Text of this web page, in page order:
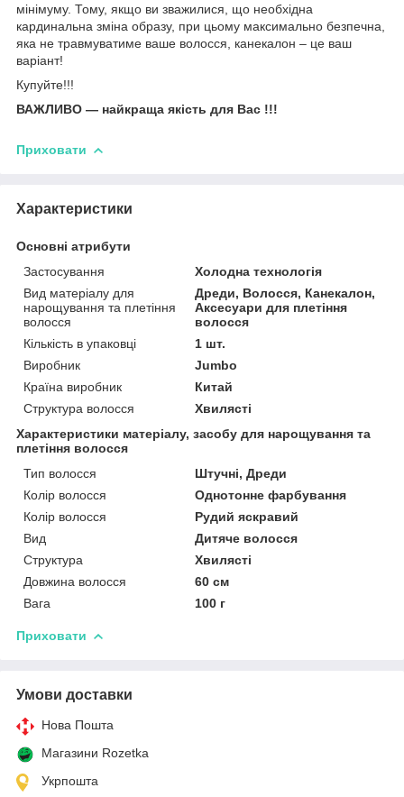
мінімуму. Тому, якщо ви зважилися, що необхідна
кардинальна зміна образу, при цьому максимально безпечна,
яка не травмуватиме ваше волосся, канекалон – це ваш
варіант!
Купуйте!!!
ВАЖЛИВО — найкраща якість для Вас !!!
Приховати
Характеристики
Основні атрибути
Застосування
Холодна технологія
Вид матеріалу для
нарощування та плетіння
волосся
Дреди, Волосся, Канекалон,
Аксесуари для плетіння
волосся
Кількість в упаковці
1 шт.
Виробник
Jumbo
Країна виробник
Китай
Структура волосся
Хвилясті
Характеристики матеріалу, засобу для нарощування та
плетіння волосся
Тип волосся
Штучні, Дреди
Колір волосся
Однотонне фарбування
Колір волосся
Рудий яскравий
Вид
Дитяче волосся
Структура
Хвилясті
Довжина волосся
60 см
Вага
100 г
Приховати
Умови доставки
Нова Пошта
Магазини Rozetka
Укрпошта